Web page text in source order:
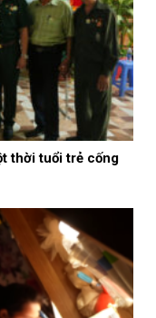
thời tuổi trẻ cống